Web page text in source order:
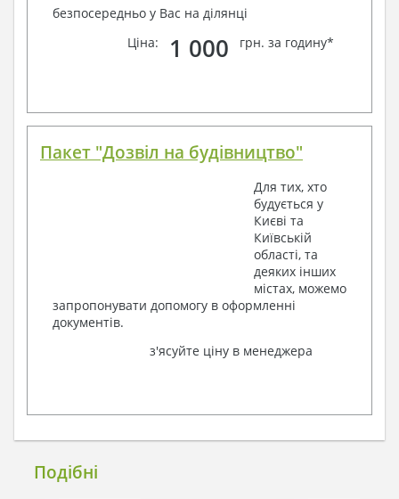
безпосередньо у Вас на ділянці
Ціна:
1 000 грн. за годину*
Пакет "Дозвіл на будівництво"
Для тих, хто
будується у
Києві та
Київській
області, та
деяких інших
містах, можемо
запропонувати допомогу в оформленні
документів.
з'ясуйте ціну в менеджера
Подібні